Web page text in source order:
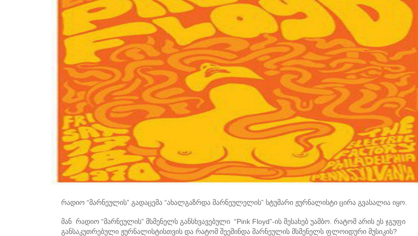
რადიო “მარნეულის” გადაცემა “ახალგაზრდა მარნეულელის” სტუმარი ჟურნალისტი ცირა გვასალია იყო.
მან რადიო “მარნეულის” მსმენელს განსხვავებული “Pink Floyd”-ის შესახებ უამბო. რატომ არის ეს ჯგუფი
განსაკუთრებული ჟურნალისტისთვის და რატომ შეეშინდა მარნეულის მსმენელს ფლოიდური მუსიკის?